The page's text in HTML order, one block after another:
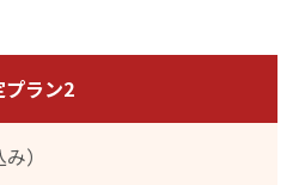
プラン2
）